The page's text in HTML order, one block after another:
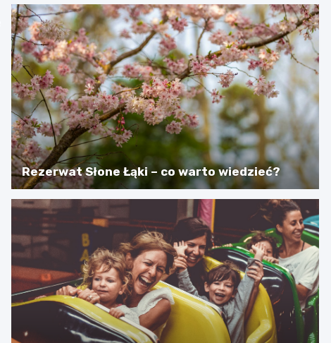
Rezerwat Słone Łąki – co warto wiedzieć?